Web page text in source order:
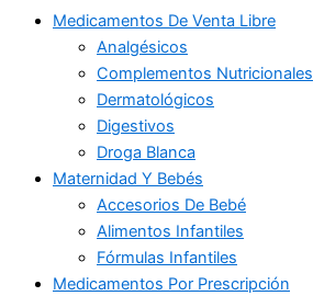
Medicamentos De Venta Libre
Analgésicos
Complementos Nutricionales
Dermatológicos
Digestivos
Droga Blanca
Maternidad Y Bebés
Accesorios De Bebé
Alimentos Infantiles
Fórmulas Infantiles
Medicamentos Por Prescripción